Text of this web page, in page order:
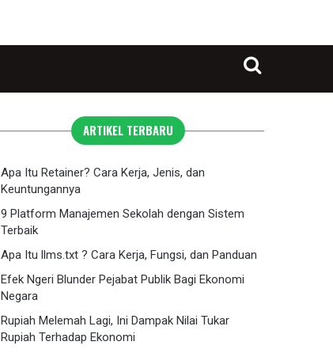
Search for
ARTIKEL TERBARU
Apa Itu Retainer? Cara Kerja, Jenis, dan
Keuntungannya
9 Platform Manajemen Sekolah dengan Sistem
Terbaik
Apa Itu llms.txt ? Cara Kerja, Fungsi, dan Panduan
Efek Ngeri Blunder Pejabat Publik Bagi Ekonomi
Negara
Rupiah Melemah Lagi, Ini Dampak Nilai Tukar
Rupiah Terhadap Ekonomi